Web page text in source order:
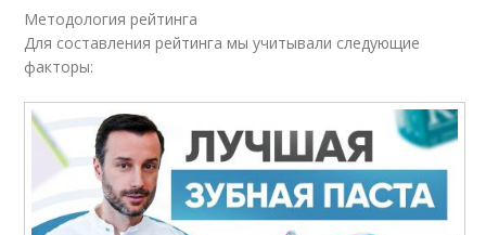
Методология рейтинга
Для составления рейтинга мы учитывали следующие
факторы: